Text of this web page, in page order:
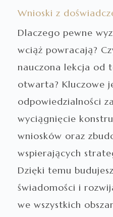
Wnioski z
Dlaczego pewne
wciąż powracają?
nauczona lekcja od
otwarta? Kluczowe
odpowiedzialności
wyciągnięcie
wniosków oraz
wspierających
Dzięki temu
świadomości i
we wszystkich